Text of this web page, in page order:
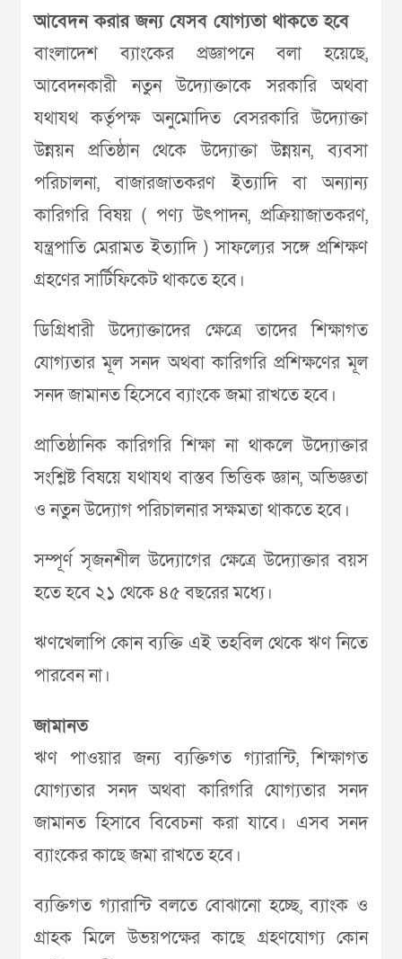
আবেদন করার জন্য যেসব যোগ্যতা থাকতে হবে
বাংলাদেশ ব্যাংকের প্রজ্ঞাপনে বলা হয়েছে,
আবেদনকারী নতুন উদ্যোক্তাকে সরকারি অথবা
যথাযথ কর্তৃপক্ষ অনুমোদিত বেসরকারি উদ্যোক্তা
উন্নয়ন প্রতিষ্ঠান থেকে উদ্যোক্তা উন্নয়ন, ব্যবসা
পরিচালনা, বাজারজাতকরণ ইত্যাদি বা অন্যান্য
কারিগরি বিষয় ( পণ্য উৎপাদন, প্রক্রিয়াজাতকরণ,
যন্ত্রপাতি মেরামত ইত্যাদি ) সাফল্যের সঙ্গে প্রশিক্ষণ
গ্রহণের সার্টিফিকেট থাকতে হবে।
ডিগ্রিধারী উদ্যোক্তাদের ক্ষেত্রে তাদের শিক্ষাগত
যোগ্যতার মূল সনদ অথবা কারিগরি প্রশিক্ষণের মূল
সনদ জামানত হিসেবে ব্যাংকে জমা রাখতে হবে।
প্রাতিষ্ঠানিক কারিগরি শিক্ষা না থাকলে উদ্যোক্তার
সংশ্লিষ্ট বিষয়ে যথাযথ বাস্তব ভিত্তিক জ্ঞান, অভিজ্ঞতা
ও নতুন উদ্যোগ পরিচালনার সক্ষমতা থাকতে হবে।
সম্পূর্ণ সৃজনশীল উদ্যোগের ক্ষেত্রে উদ্যোক্তার বয়স
হতে হবে ২১ থেকে ৪৫ বছরের মধ্যে।
ঋণখেলাপি কোন ব্যক্তি এই তহবিল থেকে ঋণ নিতে
পারবেন না।
জামানত
ঋণ পাওয়ার জন্য ব্যক্তিগত গ্যারান্টি, শিক্ষাগত
যোগ্যতার সনদ অথবা কারিগরি যোগ্যতার সনদ
জামানত হিসাবে বিবেচনা করা যাবে। এসব সনদ
ব্যাংকের কাছে জমা রাখতে হবে।
ব্যক্তিগত গ্যারান্টি বলতে বোঝানো হচ্ছে, ব্যাংক ও
গ্রাহক মিলে উভয়পক্ষের কাছে গ্রহণযোগ্য কোন